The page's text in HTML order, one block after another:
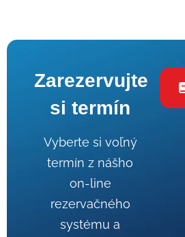
Zarezervujte
si termín
Vyberte si voľný
termín z nášho
on-line
rezervačného
systému a